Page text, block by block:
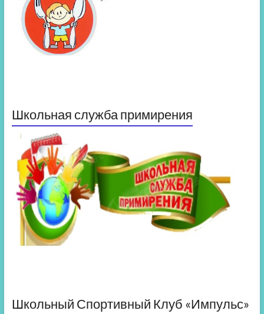
Школьная служба примирения
Школьный Спортивный Клуб «Импульс»